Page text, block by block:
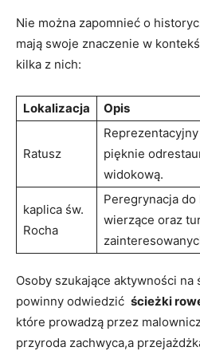
Nie można zapomnieć ‌o
mają swoje ⁤znaczenie w
kilka⁤ z nich:
Lokalizacja Opis
Ratusz
pięknie
widokową.
kaplica św.
Rocha
Peregrynacja
wierzące ⁢oraz
Osoby szukające aktywności
‍powinny odwiedzić ‍ ścieżki
które prowadzą przez
przyroda zachwyca,a‌